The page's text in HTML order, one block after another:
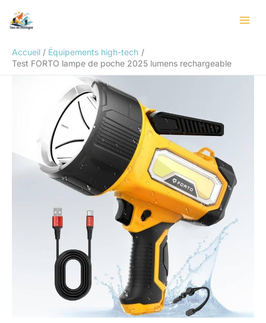
Accueil
Équipements high-tech
Test FORTO lampe de poche 2025 lumens rechargeable